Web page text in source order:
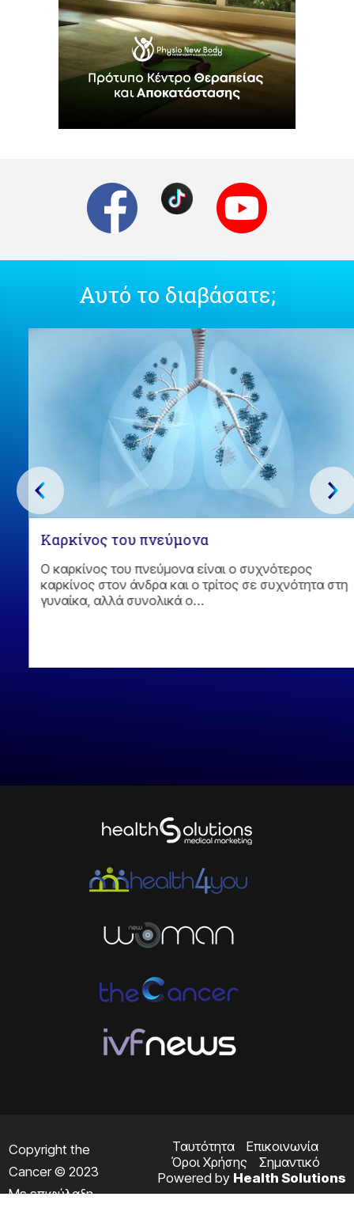
Αυτό το διαβάσατε;
Καρκίνος του πνεύμονα
Ο καρκίνος του πνεύμονα είναι ο συχνότερος
καρκίνος στον άνδρα και ο τρίτος σε συχνότητα στη
γυναίκα, αλλά συνολικά ο…
Copyright the
Cancer © 2023
Με επιφύλαξη
Ταυτότητα
Επικοινωνία
Όροι Χρήσης
Σημαντικό
Powered by Health Solutions